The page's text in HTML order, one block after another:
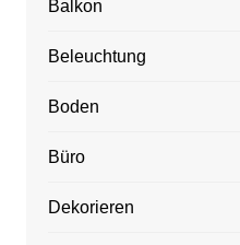
Balkon
Beleuchtung
Boden
Büro
Dekorieren